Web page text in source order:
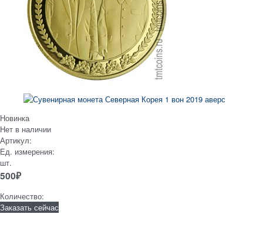
Новинка
Нет в наличии
Артикул:
Ед. измерения:
шт.
500₽
Количество:
Заказать сейчас